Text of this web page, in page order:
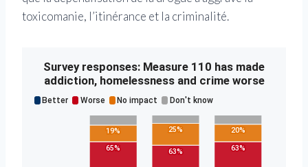
toxicomanie, l’itinérance et la criminalité.